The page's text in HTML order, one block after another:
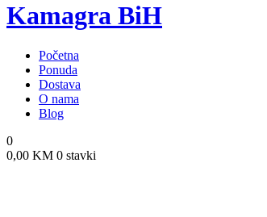
Kamagra BiH
Početna
Ponuda
Dostava
O nama
Blog
0
0,00 KM 0 stavki